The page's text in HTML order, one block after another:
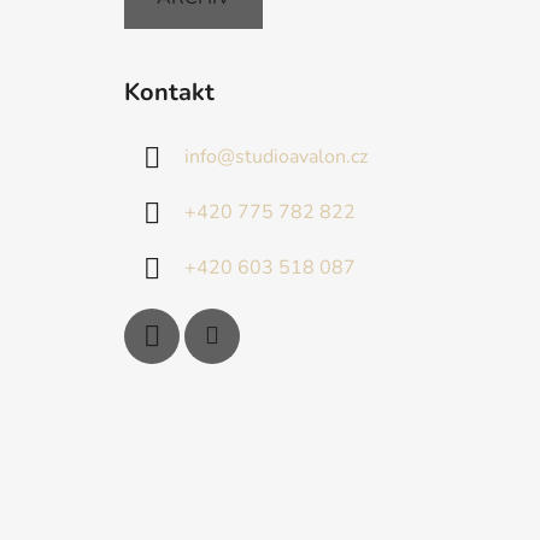
Kontakt
info@studioavalon.cz
+420 775 782 822
+420 603 518 087